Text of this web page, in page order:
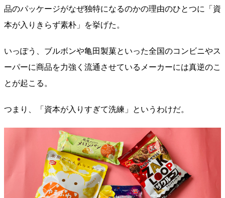
品のパッケージがなぜ独特になるのかの理由のひとつに「資
本が入りきらず素朴」を挙げた。
いっぽう、ブルボンや亀田製菓といった全国のコンビニやス
ーパーに商品を力強く流通させているメーカーには真逆のこ
とが起こる。
つまり、「資本が入りすぎて洗練」というわけだ。